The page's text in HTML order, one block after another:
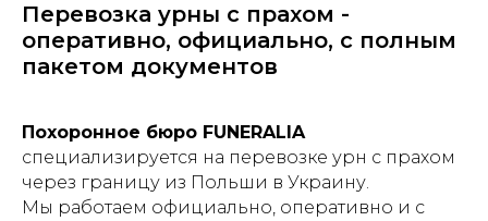
Перевозка урны с прахом -
оперативно, официально, с полным
пакетом документов
Похоронное бюро FUNERALIA
специализируется на перевозке урн с прахом
через границу из Польши в Украину.
Мы работаем официально, оперативно и с